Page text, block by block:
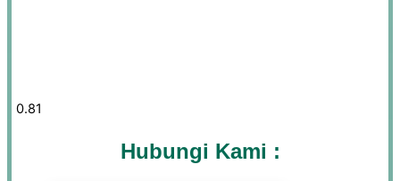
Hubungi Kami :